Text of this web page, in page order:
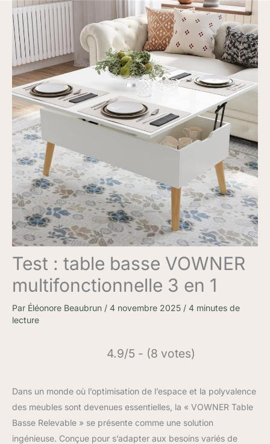
Test : table basse VOWNER
multifonctionnelle 3 en 1
Par Éléonore Beaubrun / 4 novembre 2025 / 4 minutes de
lecture
4.9/5 - (8 votes)
Dans un monde où l’optimisation de l’espace et la polyvalence
des meubles sont devenues essentielles, la « VOWNER Table
Basse Relevable » se présente comme une solution
ingénieuse. Conçue pour s’adapter aux besoins variés de